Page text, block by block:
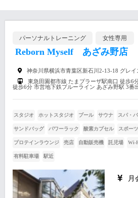
パーソナルトレーニング 女性専用
Reborn Myself あざみ野店
神奈川県横浜市青葉区新石川2-13-18 グレイ
東急田園都市線 たまプラーザ駅南口 徒歩6
徒歩6分 市営地下鉄ブルーライン あざみ野駅 3番
スタジオ ホットスタジオ プール サウナ スパ・
サンドバッグ パワーラック 酸素カプセル スポー
プロテインラウンジ 売店 自動販売機 託児場 Wi-
有料駐車場 駅近
月